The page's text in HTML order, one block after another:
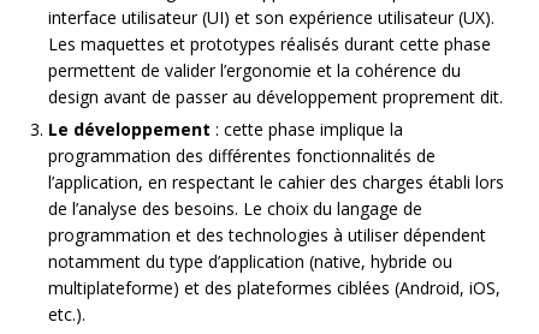
interface utilisateur (UI) et son expérience utilisateur (UX).
Les maquettes et prototypes réalisés durant cette phase
permettent de valider l’ergonomie et la cohérence du
design avant de passer au développement proprement dit.
Le développement : cette phase implique la
programmation des différentes fonctionnalités de
l’application, en respectant le cahier des charges établi lors
de l’analyse des besoins. Le choix du langage de
programmation et des technologies à utiliser dépendent
notamment du type d’application (native, hybride ou
multiplateforme) et des plateformes ciblées (Android, iOS,
etc.).